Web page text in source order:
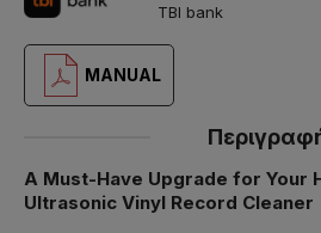
TBI bank
MANUAL
A Must-Have Upgrade for Your
Ultrasonic Vinyl Record Cleaner